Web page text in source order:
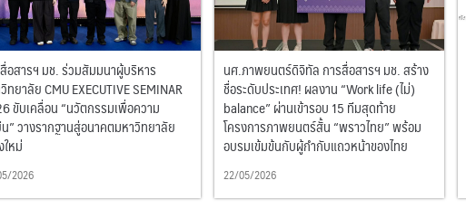
อสารฯ มช. ร่วมสัมมนาผู้บริหาร
ทยาลัย CMU EXECUTIVE SEMINAR
ขับเคลื่อน “นวัตกรรมเพื่อความ
” วางรากฐานสู่อนาคตมหาวิทยาลัย
ใหม่
2026
นศ.ภาพยนตร์ดิจิทัล การสื่อสารฯ มช. สร้าง
ชื่อระดับประเทศ! ผลงาน “Work life (ไม่)
balance” ผ่านเข้ารอบ 15 ทีมสุดท้าย
โครงการภาพยนตร์สั้น “พราวไทย” พร้อม
อบรมเข้มข้นกับผู้กำกับแถวหน้าของไทย
22/05/2026